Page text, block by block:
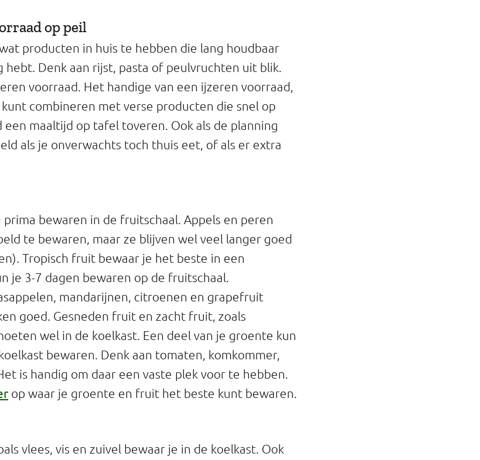
op peil
producten in huis te hebben die lang houdbaar
hebt. Denk aan rijst, pasta of peulvruchten uit blik.
voorraad. Het handige van een ijzeren voorraad,
combineren met verse producten die snel op
maaltijd op tafel toveren. Ook als de planning
als je onverwachts toch thuis eet, of als er extra
bewaren in de fruitschaal. Appels en peren
te bewaren, maar ze blijven wel veel langer goed
Tropisch fruit bewaar je het beste in een
je 3-7 dagen bewaren op de fruitschaal.
mandarijnen, citroenen en grapefruit
goed. Gesneden fruit en zacht fruit, zoals
wel in de koelkast. Een deel van je groente kun
bewaren. Denk aan tomaten, komkommer,
is handig om daar een vaste plek voor te hebben.
op waar je groente en fruit het beste kunt bewaren.
vlees, vis en zuivel bewaar je in de koelkast. Ook